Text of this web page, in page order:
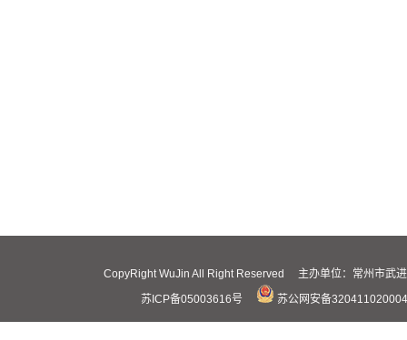
CopyRight WuJin All Right Reserved 主办单位：常州市
苏ICP备05003616号
苏公网安备